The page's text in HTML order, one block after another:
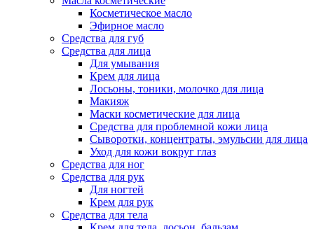
Косметическое масло
Эфирное масло
Средства для губ
Средства для лица
Для умывания
Крем для лица
Лосьоны, тоники, молочко для лица
Макияж
Маски косметические для лица
Средства для проблемной кожи лица
Сыворотки, концентраты, эмульсии для лица
Уход для кожи вокруг глаз
Средства для ног
Средства для рук
Для ногтей
Крем для рук
Средства для тела